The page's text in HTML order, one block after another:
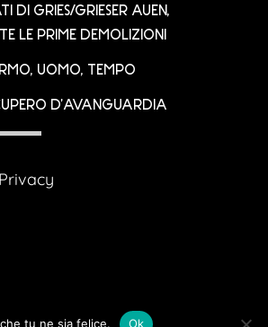
DI GRIES/GRIESER AUEN,
LE PRIME DEMOLIZIONI
UOMO, TEMPO
D’AVANGUARDIA
Privacy
tu ne sia felice. Ok